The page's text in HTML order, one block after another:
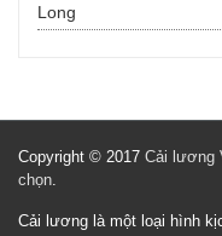
Long
Copyright © 2017 Cải lương
chọn.
Cải lương là một loại hình